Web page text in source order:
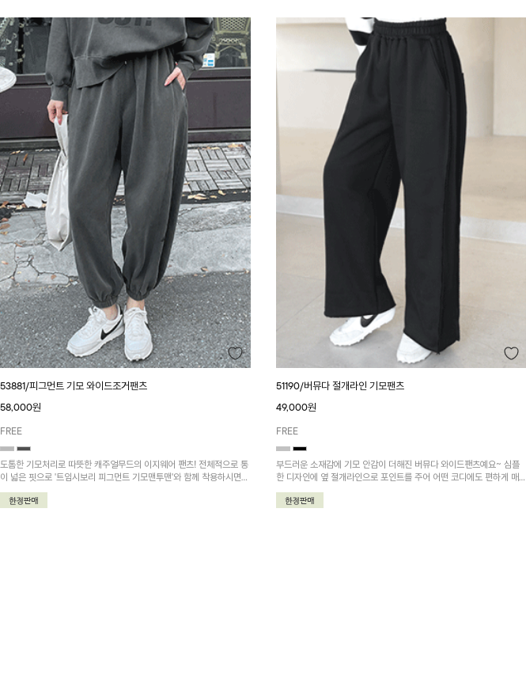
53881/피그먼트 기모 와이드조거팬츠
58,000원
FREE
도톰한 기모처리로 따뜻한 캐주얼무드의 이지웨어 팬츠! 전체적으로 통
이 넓은 핏으로 '트임시보리 피그먼트 기모맨투맨'와 함께 착용하시면
더욱 멋지답니다~
51190/버뮤다 절개라인 기모팬츠
49,000원
FREE
부드러운 소재감에 기모 안감이 더해진 버뮤다 와이드팬츠예요~ 심플
한 디자인에 옆 절개라인으로 포인트를 주어 어떤 코디에도 편하게 매치
가능한 겨울 추천 아이템!